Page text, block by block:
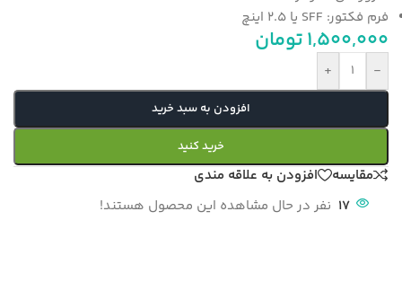
فرم فکتور: SFF یا 2.5 اینچ
1,500,000تومان
-
+
افزودن به سبد خرید
خرید کنید
مقایسه
افزودن به علاقه مندی
17 نفر در حال مشاهده این محصول هستند!